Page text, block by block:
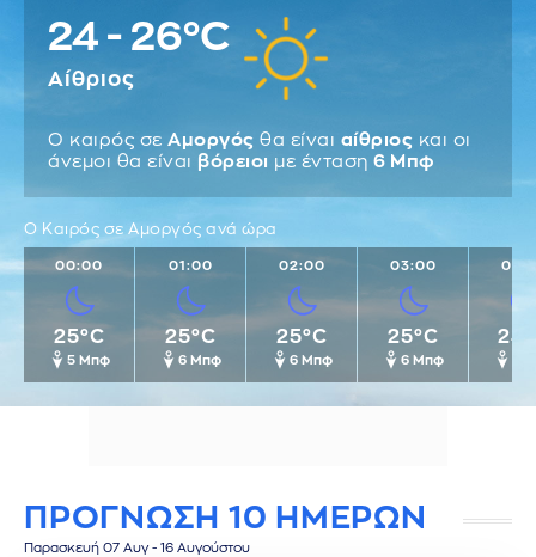
24 - 26°C
Αίθριος
Ο καιρός σε Αμοργός θα είναι αίθριος και οι
άνεμοι θα είναι βόρειοι με ένταση 6 Μπφ
Ο Καιρός σε Αμοργός ανά ώρα
00:00
25°C
5 Μπφ
01:00
25°C
6 Μπφ
02:00
25°C
6 Μπφ
03:00
25°C
6 Μπφ
ΠΡΟΓΝΩΣΗ 10 ΗΜΕΡΩΝ
Παρασκευή 07 Αυγ - 16 Αυγούστου